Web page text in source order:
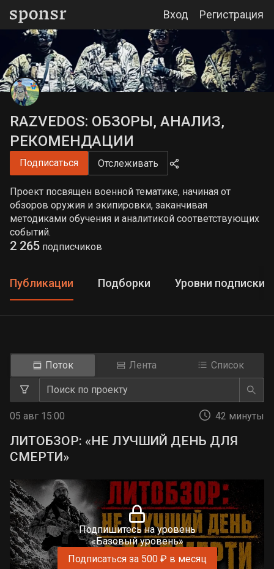
Вход Регистрация
RAZVEDOS: ОБЗОРЫ‚ АНАЛИЗ‚
РЕКОМЕНДАЦИИ
Подписаться Отслеживать
Проект посвящен военной тематике, начиная от
обзоров оружия и экипировки, заканчивая
методиками обучения и аналитикой соответствующих
событий.
2 265 подписчиков
Публикации Подборки Уровни подписки
Поток Лента Список
05 авг 15:00 42 минуты
ЛИТОБЗОР: «НЕ ЛУЧШИЙ ДЕНЬ ДЛЯ
СМЕРТИ»
Подпишитесь на уровень
«Базовый уровень»
Подписаться за 500 ₽ в месяц